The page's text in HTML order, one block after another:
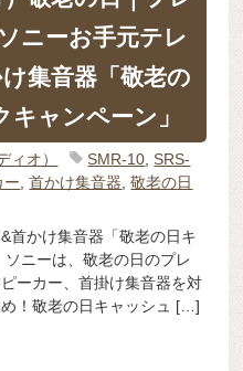
ニーお手元テレ
集音器「敬老の
キャンペーン」
ィオ） SMR-10 ,SRS-
ー ,首かけ集音器 ,敬老の日
首かけ集音器「敬老の日キ
ニーは、敬老の日のプレ
ーカー、首掛け集音器を対
！敬老の日キャッシュ […]